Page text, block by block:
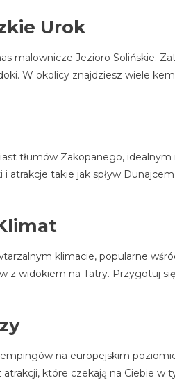
Urok
malownicze Jezioro Solińskie.
W okolicy znajdziesz wiele
tłumów Zakopanego,
atrakcje takie jak spływ
klimacie, popularne
z widokiem na Tatry. Przygotuj
na europejskim
które czekają na Ciebie w